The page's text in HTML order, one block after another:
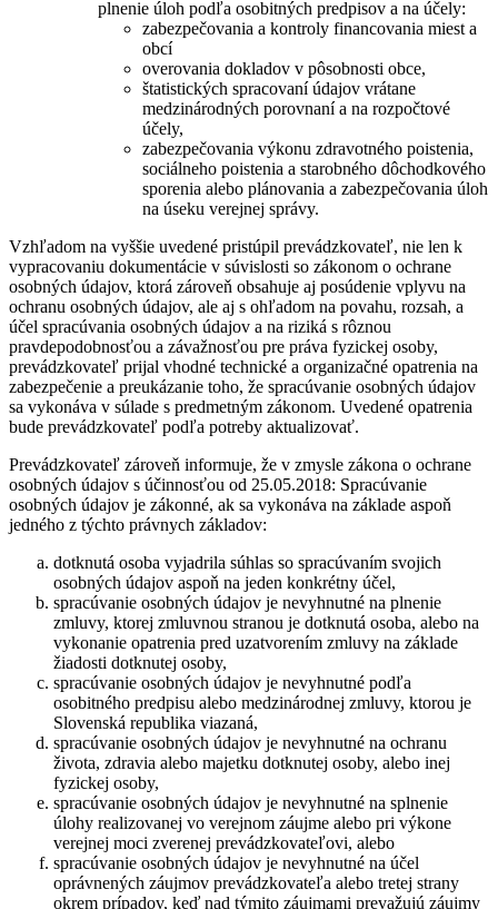
plnenie úloh podľa osobitných predpisov a na účely:
zabezpečovania a kontroly financovania miest a
obcí
overovania dokladov v pôsobnosti obce,
štatistických spracovaní údajov vrátane
medzinárodných porovnaní a na rozpočtové
účely,
zabezpečovania výkonu zdravotného poistenia,
sociálneho poistenia a starobného dôchodkového
sporenia alebo plánovania a zabezpečovania úloh
na úseku verejnej správy.
Vzhľadom na vyššie uvedené pristúpil prevádzkovateľ, nie len k
vypracovaniu dokumentácie v súvislosti so zákonom o ochrane
osobných údajov, ktorá zároveň obsahuje aj posúdenie vplyvu na
ochranu osobných údajov, ale aj s ohľadom na povahu, rozsah, a
účel spracúvania osobných údajov a na riziká s rôznou
pravdepodobnosťou a závažnosťou pre práva fyzickej osoby,
prevádzkovateľ prijal vhodné technické a organizačné opatrenia na
zabezpečenie a preukázanie toho, že spracúvanie osobných údajov
sa vykonáva v súlade s predmetným zákonom. Uvedené opatrenia
bude prevádzkovateľ podľa potreby aktualizovať.
Prevádzkovateľ zároveň informuje, že v zmysle zákona o ochrane
osobných údajov s účinnosťou od 25.05.2018: Spracúvanie
osobných údajov je zákonné, ak sa vykonáva na základe aspoň
jedného z týchto právnych základov:
dotknutá osoba vyjadrila súhlas so spracúvaním svojich
osobných údajov aspoň na jeden konkrétny účel,
spracúvanie osobných údajov je nevyhnutné na plnenie
zmluvy, ktorej zmluvnou stranou je dotknutá osoba, alebo na
vykonanie opatrenia pred uzatvorením zmluvy na základe
žiadosti dotknutej osoby,
spracúvanie osobných údajov je nevyhnutné podľa
osobitného predpisu alebo medzinárodnej zmluvy, ktorou je
Slovenská republika viazaná,
spracúvanie osobných údajov je nevyhnutné na ochranu
života, zdravia alebo majetku dotknutej osoby, alebo inej
fyzickej osoby,
spracúvanie osobných údajov je nevyhnutné na splnenie
úlohy realizovanej vo verejnom záujme alebo pri výkone
verejnej moci zverenej prevádzkovateľovi, alebo
spracúvanie osobných údajov je nevyhnutné na účel
oprávnených záujmov prevádzkovateľa alebo tretej strany
okrem prípadov, keď nad týmito záujmami prevažujú záujmy